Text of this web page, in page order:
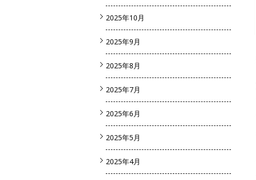
2025年10月
2025年9月
2025年8月
2025年7月
2025年6月
2025年5月
2025年4月